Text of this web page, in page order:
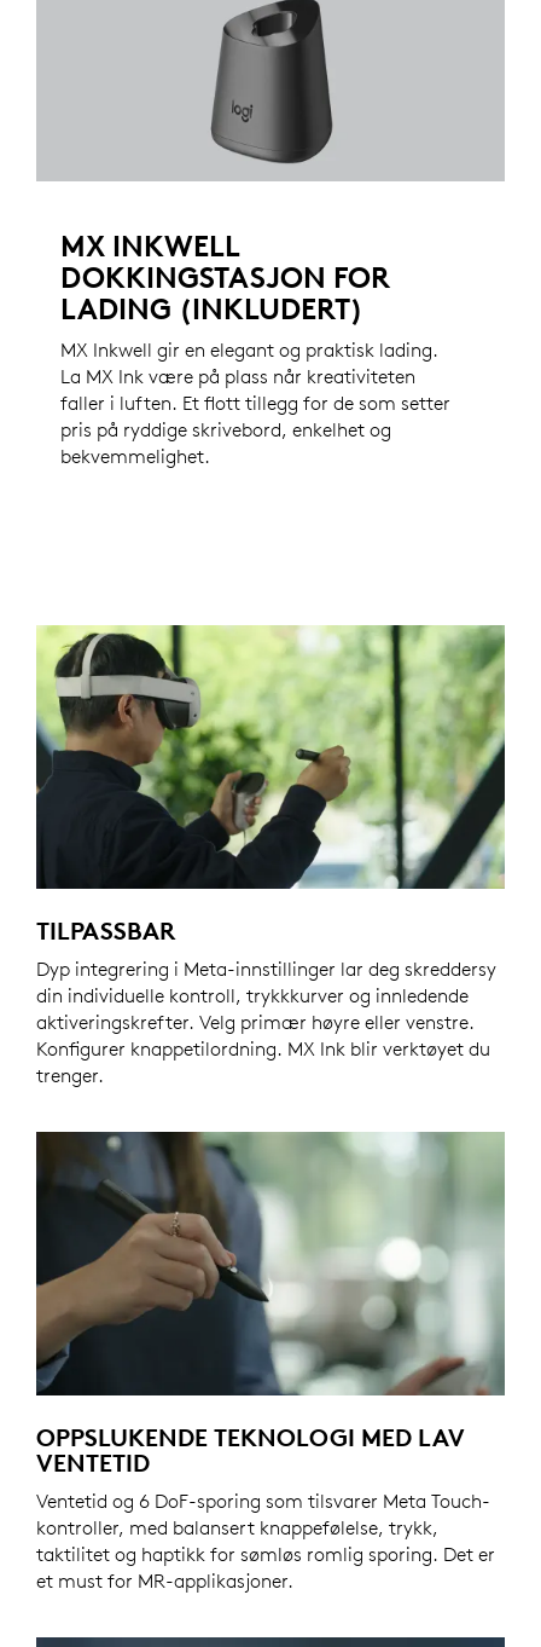
MX INKWELL
DOKKINGSTASJON FOR
LADING (INKLUDERT)
MX Inkwell gir en elegant og praktisk lading.
La MX Ink være på plass når kreativiteten
faller i luften. Et flott tillegg for de som setter
pris på ryddige skrivebord, enkelhet og
bekvemmelighet.
TILPASSBAR
Dyp integrering i Meta-innstillinger lar deg skreddersy
din individuelle kontroll, trykkkurver og innledende
aktiveringskrefter. Velg primær høyre eller venstre.
Konfigurer knappetilordning. MX Ink blir verktøyet du
trenger.
OPPSLUKENDE TEKNOLOGI MED LAV
VENTETID
Ventetid og 6 DoF-sporing som tilsvarer Meta Touch-
kontroller, med balansert knappefølelse, trykk,
taktilitet og haptikk for sømløs romlig sporing. Det er
et must for MR-applikasjoner.